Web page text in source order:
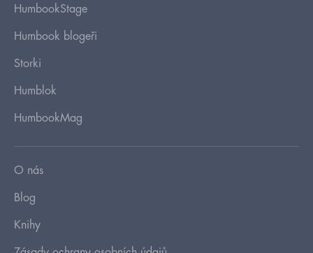
HumbookStage
Humbook blogeři
Storki
Humblok
HumbookMag
O nás
Blog
Knihy